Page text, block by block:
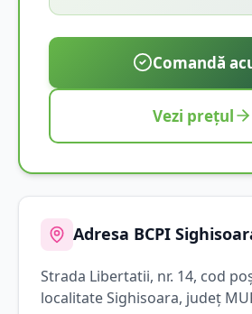
Comandă
Vezi prețul
Adresa BCPI
Strada Libertatii, nr. 14, cod
localitateSighisoara, județ